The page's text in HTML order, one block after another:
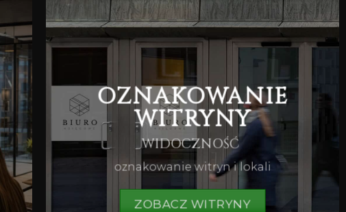
OZNAKOWANIE
WITRYNY
WIDOCZNOŚĆ
oznakowanie witryn i lokali
ZOBACZ WITRYNY